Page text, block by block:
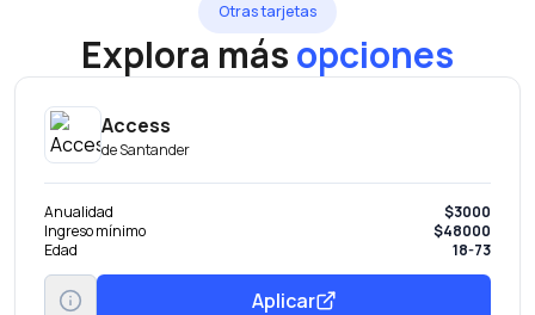
Otras tarjetas
Explora másopciones
Access
deSantander
Anualidad
$3000
Ingreso mínimo
$48000
Edad
18-73
Aplicar